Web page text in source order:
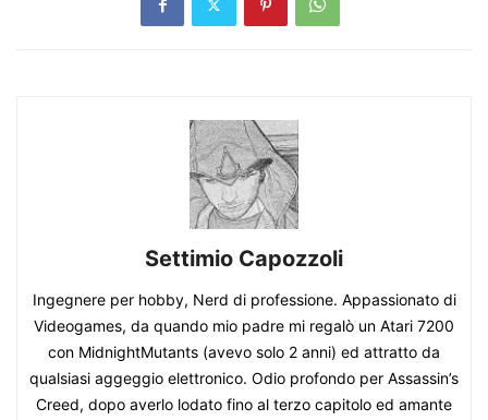
Settimio Capozzoli
Ingegnere per hobby, Nerd di professione. Appassionato di
Videogames, da quando mio padre mi regalò un Atari 7200
con MidnightMutants (avevo solo 2 anni) ed attratto da
qualsiasi aggeggio elettronico. Odio profondo per Assassin’s
Creed, dopo averlo lodato fino al terzo capitolo ed amante